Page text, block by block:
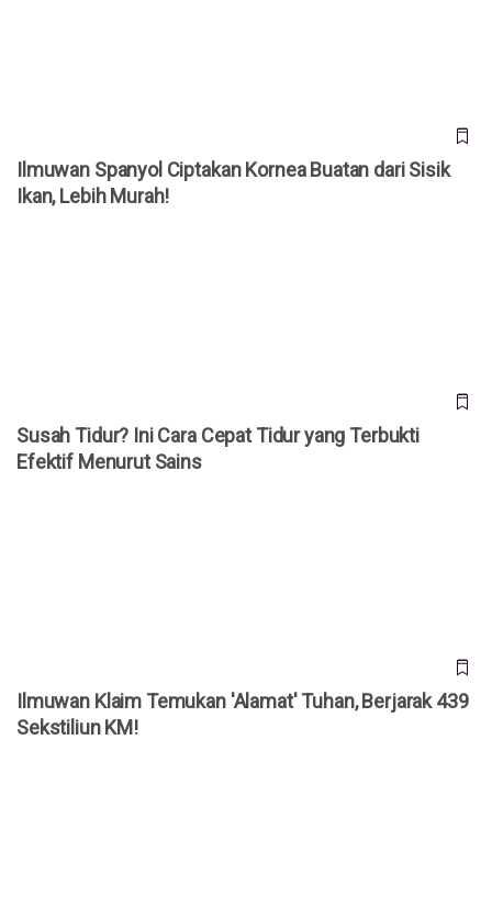
Ilmuwan Spanyol Ciptakan Kornea Buatan dari Sisik
Ikan, Lebih Murah!
Susah Tidur? Ini Cara Cepat Tidur yang Terbukti
Efektif Menurut Sains
Ilmuwan Klaim Temukan 'Alamat' Tuhan, Berjarak 439
Sekstiliun KM!